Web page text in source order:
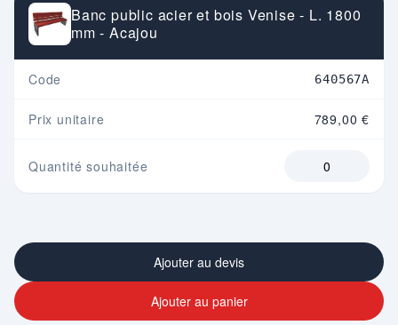
Banc public acier et bois Venise - L. 1800
mm - Acajou
Code 640567A
Prix unitaire 789,00 €
Quantité souhaitée
Ajouter au devis
Ajouter au panier